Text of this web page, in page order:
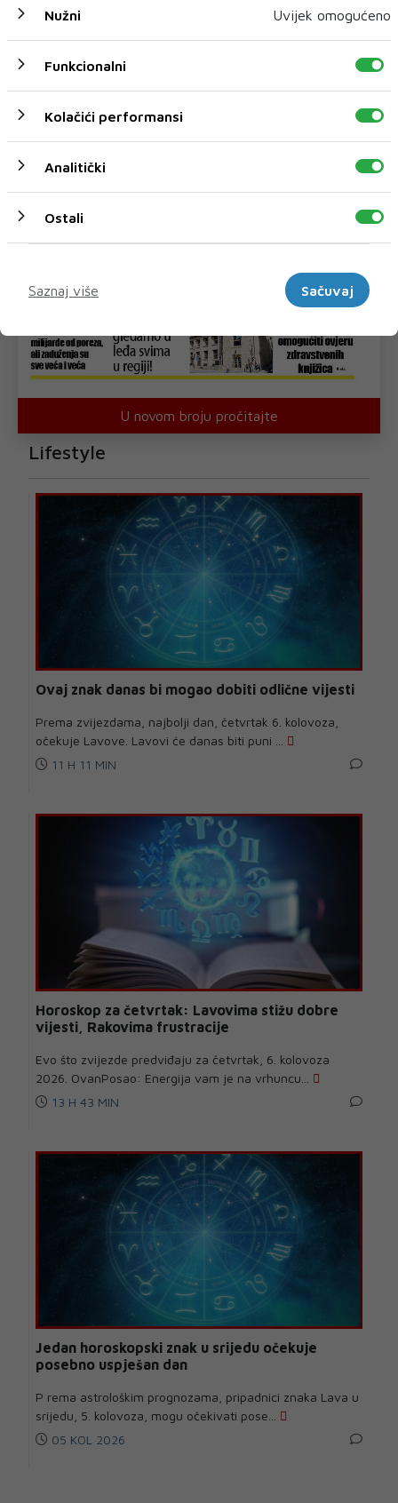
U novom broju pročitajte
Lifestyle
Ovaj znak danas bi mogao dobiti odlične vijesti
Prema zvijezdama, najbolji dan, četvrtak 6. kolovoza,
očekuje Lavove. Lavovi će danas biti puni ...
11 H 11 MIN
Horoskop za četvrtak: Lavovima stižu dobre
vijesti, Rakovima frustracije
Evo što zvijezde predviđaju za četvrtak, 6. kolovoza
2026. OvanPosao: Energija vam je na vrhuncu...
13 H 43 MIN
Jedan horoskopski znak u srijedu očekuje
posebno uspješan dan
P rema astrološkim prognozama, pripadnici znaka Lava u
srijedu, 5. kolovoza, mogu očekivati pose...
05 KOL 2026
Nužni Uvijek omogućeno
Funkcionalni
Kolačići performansi
Analitički
Ostali
Saznaj više
Sačuvaj